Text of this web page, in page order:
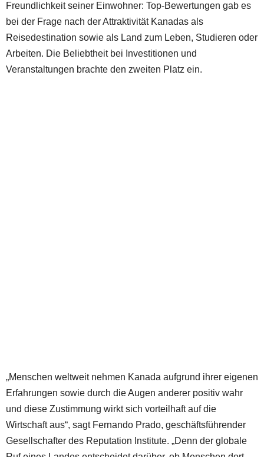
Freundlichkeit seiner Einwohner: Top-Bewertungen gab es
bei der Frage nach der Attraktivität Kanadas als
Reisedestination sowie als Land zum Leben, Studieren oder
Arbeiten. Die Beliebtheit bei Investitionen und
Veranstaltungen brachte den zweiten Platz ein.
„Menschen weltweit nehmen Kanada aufgrund ihrer eigenen
Erfahrungen sowie durch die Augen anderer positiv wahr
und diese Zustimmung wirkt sich vorteilhaft auf die
Wirtschaft aus“, sagt Fernando Prado, geschäftsführender
Gesellschafter des Reputation Institute. „Denn der globale